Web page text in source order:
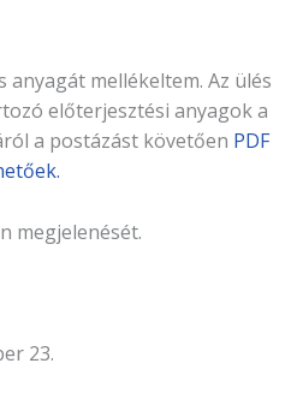
mellékeltem. Az ülés
elő­terjesztési anyagok a
a postázást köve­tően PDF
megjelenését.
23.